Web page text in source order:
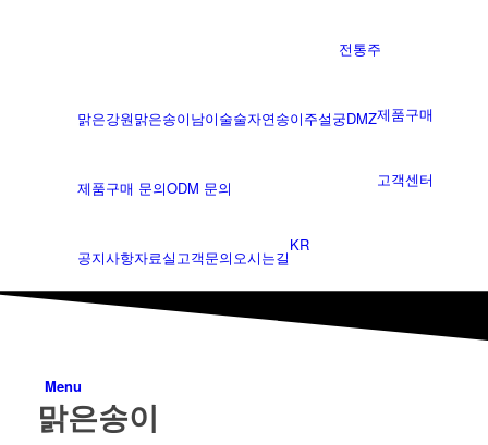
전통주
맑은강원맑은송이남이술술자연송이주설궁DMZ제품구매
제품구매 문의ODM 문의 고객센터
공지사항자료실고객문의오시는길
KR
Menu
맑은송이